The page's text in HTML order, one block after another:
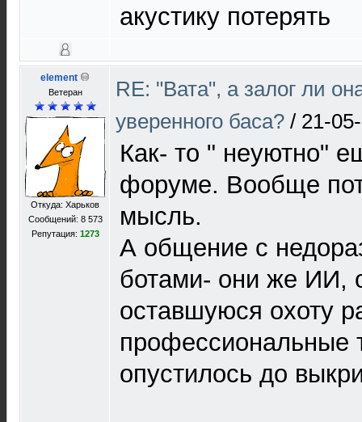
акустику потерять
element
Ветеран
Откуда: Харьков
Сообщений: 8 573
Репутация: 1273
RE: "Вата", а залог ли
уверенного баса? / 21-
Как- то " неуютно"
форуме. Вообще
мысль.
А общение с
ботами- они же ИИ,
оставшуюся охоту
опустилось до